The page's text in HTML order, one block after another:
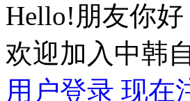
Hello!朋友你好
欢迎加入中韩
用户登录 现在